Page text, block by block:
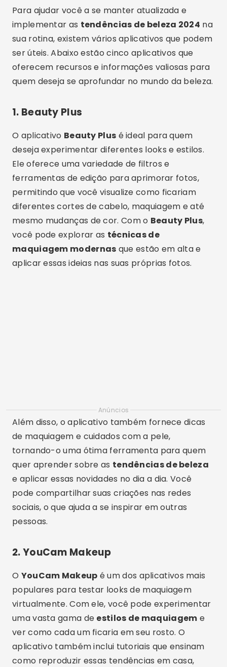
Para ajudar você a se manter atualizada e
implementar as tendências de beleza 2024 na
sua rotina, existem vários aplicativos que podem
ser úteis. Abaixo estão cinco aplicativos que
oferecem recursos e informações valiosas para
quem deseja se aprofundar no mundo da beleza.
1. Beauty Plus
O aplicativo Beauty Plus é ideal para quem
deseja experimentar diferentes looks e estilos.
Ele oferece uma variedade de filtros e
ferramentas de edição para aprimorar fotos,
permitindo que você visualize como ficariam
diferentes cortes de cabelo, maquiagem e até
mesmo mudanças de cor. Com o Beauty Plus,
você pode explorar as técnicas de
maquiagem modernas que estão em alta e
aplicar essas ideias nas suas próprias fotos.
Anúncios
Além disso, o aplicativo também fornece dicas
de maquiagem e cuidados com a pele,
tornando-o uma ótima ferramenta para quem
quer aprender sobre as tendências de beleza
e aplicar essas novidades no dia a dia. Você
pode compartilhar suas criações nas redes
sociais, o que ajuda a se inspirar em outras
pessoas.
2.YouCam Makeup
O YouCam Makeup é um dos aplicativos mais
populares para testar looks de maquiagem
virtualmente. Com ele, você pode experimentar
uma vasta gama de estilos de maquiagem e
ver como cada um ficaria em seu rosto. O
aplicativo também inclui tutoriais que ensinam
como reproduzir essas tendências em casa,